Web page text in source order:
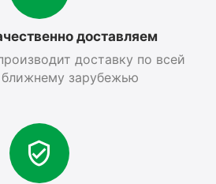
доставляем
доставку по всей
зарубежью